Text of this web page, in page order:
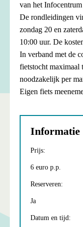
van het
De rondleidingen
zondag 20 en
10:00 uur. De
In verband met de
fietstocht maximaal
noodzakelijk per
Eigen fiets
Informatie
Prijs:
6 euro p.p.
Reserveren:
Ja
Datum en tijd: